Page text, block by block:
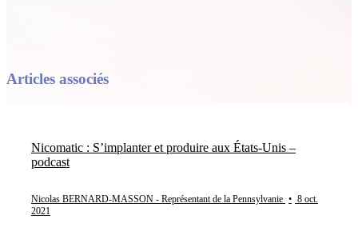
Articles associés
Nicomatic : S’implanter et produire aux États-Unis –
podcast
Nicolas BERNARD-MASSON - Représentant de la Pennsylvanie • 8 oct.
2021